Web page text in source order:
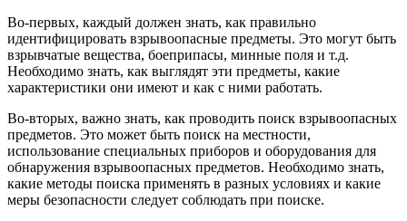
Во-первых, каждый должен знать, как правильно
идентифицировать взрывоопасные предметы. Это могут быть
взрывчатые вещества, боеприпасы, минные поля и т.д.
Необходимо знать, как выглядят эти предметы, какие
характеристики они имеют и как с ними работать.
Во-вторых, важно знать, как проводить поиск взрывоопасных
предметов. Это может быть поиск на местности,
использование специальных приборов и оборудования для
обнаружения взрывоопасных предметов. Необходимо знать,
какие методы поиска применять в разных условиях и какие
меры безопасности следует соблюдать при поиске.